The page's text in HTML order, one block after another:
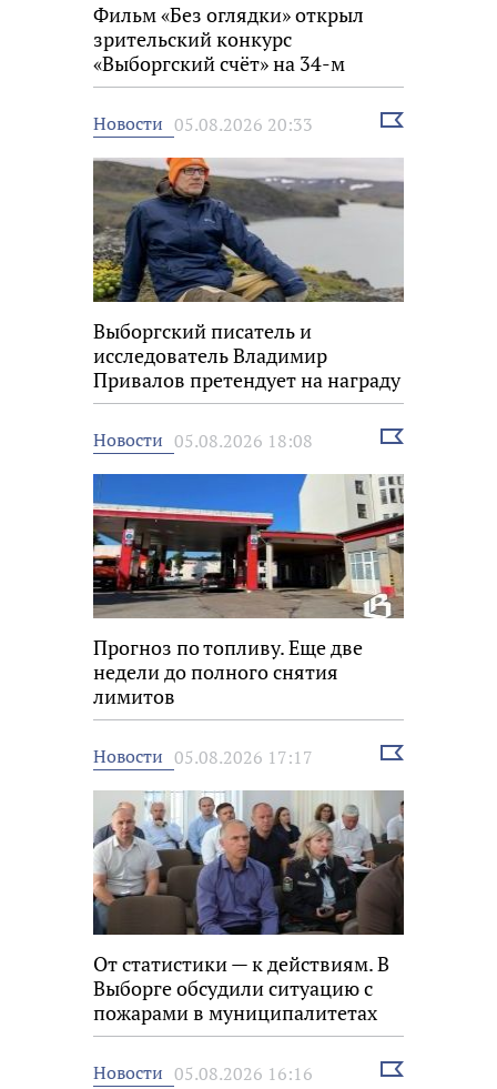
Фильм «Без оглядки» открыл
зрительский конкурс
«Выборгский счёт» на 34-м
фестивале «Окно в Европу»
Новости 05.08.2026 20:33
Выбрать
Выборгский писатель и
исследователь Владимир
Привалов претендует на награду
«Знание.Премия»
Новости 05.08.2026 18:08
Выбрать
Прогноз по топливу. Еще две
недели до полного снятия
лимитов
Новости 05.08.2026 17:17
Выбрать
От статистики — к действиям. В
Выборге обсудили ситуацию с
пожарами в муниципалитетах
Новости 05.08.2026 16:16
Выбрать